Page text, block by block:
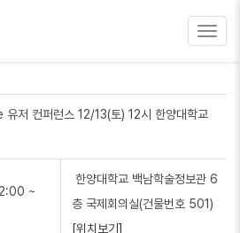
저 컨퍼런스 12/13(토) 12시 한양대학교
~
한양대학교 백남학술정보관 6
층 국제회의실(건물번호 501)
[위치보기]